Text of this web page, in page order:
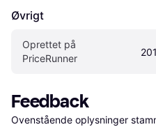
Øvrigt
Oprettet på
PriceRunner
Feedback
Ovenstående oplysninger